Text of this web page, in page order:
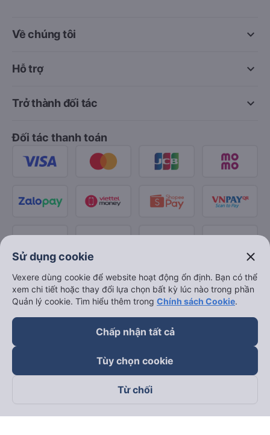
keyboard_arrow_down
Về chúng tôi
keyboard_arrow_down
Hỗ trợ
keyboard_arrow_down
Trở thành đối tác
Đối tác thanh toán
Theo dõi chúng tôi trên
Sử dụng cookie close
Vexere dùng cookie để website hoạt động ổn định. Bạn có thể
xem chi tiết hoặc thay đổi lựa chọn bất kỳ lúc nào trong phần
Quản lý cookie. Tìm hiểu thêm trong Chính sách Cookie.
Chấp nhận tất cả
Tùy chọn cookie
Từ chối